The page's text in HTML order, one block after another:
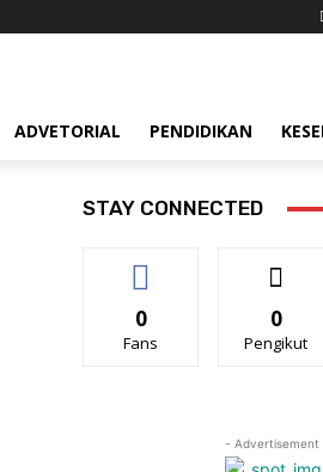
ADVETORIAL PENDIDIKAN
STAY CONNECTED
0
Fans
0
Pengikut
- Advertisement